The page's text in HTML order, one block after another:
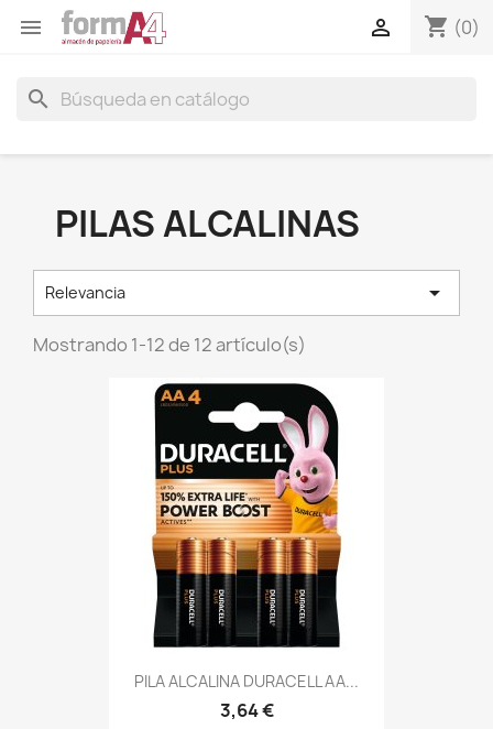
 shopping_cart (0)

search
PILAS ALCALINAS
Relevancia 
Mostrando 1-12 de 12 artículo(s)
PILA ALCALINA DURACELL AA...
3,64 €